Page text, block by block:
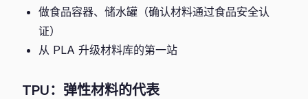
做食品容器、储水罐（确认材料通过食品安全认
证）
从 PLA 升级材料库的第一站
TPU：弹性材料的代表